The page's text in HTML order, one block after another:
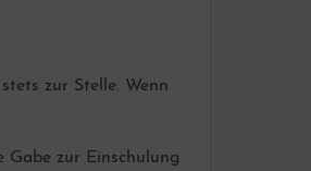
zur Stelle. Wenn
Gabe zur Einschulung